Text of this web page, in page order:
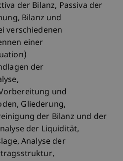
der Bilanz, Passiva der
Bilanz und
verschiedenen
einer
der
und
Gliederung,
der Bilanz und der
der Liquidität,
Analyse der